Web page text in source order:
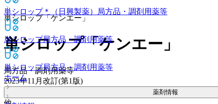
単シロップ＊（日興製薬） 局方品・調剤用薬等
単シロップ局方品・調剤用薬等
単シロップ局方品・調剤用薬等
ホーム
単シロップ「ケンエー」
単シロップ「ケンエー」
局方品・調剤用薬等
2023年11月改訂(第1版)
薬剤情報